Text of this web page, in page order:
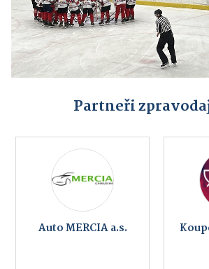
Partneři
Auto MERCIA a.s.